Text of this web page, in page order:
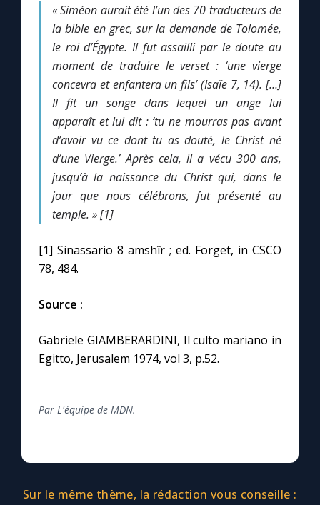
Une Minute avec Marie
Une neuvaine
À la une
1000 Raisons de Croire
Chapelet pour le monde
Faire un don
Marie de Nazareth
« Siméon aurait été l’un des 70 traducteurs de
la bible en grec, sur la demande de Tolomée,
le roi d’Égypte. Il fut assailli par le doute au
moment de traduire le verset : ‘une vierge
concevra et enfantera un fils’ (Isaïe 7, 14). […]
Il fit un songe dans lequel un ange lui
apparaît et lui dit : ‘tu ne mourras pas avant
d’avoir vu ce dont tu as douté, le Christ né
d’une Vierge.’ Après cela, il a vécu 300 ans,
jusqu’à la naissance du Christ qui, dans le
jour que nous célébrons, fut présenté au
temple. » [1]
[1] Sinassario 8 amshîr ; ed. Forget, in CSCO
78, 484.
Source :
Gabriele GIAMBERARDINI, Il culto mariano in
Egitto, Jerusalem 1974, vol 3, p.52.
Par L'équipe de MDN.
Sur le même thème, la rédaction vous conseille :